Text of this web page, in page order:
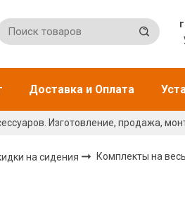
Доставка и Оплата
Изготовление, продажа,
на сидения Комплекты на